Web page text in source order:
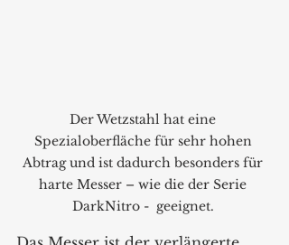
Der Wetzstahl hat eine
Spezialoberfläche für sehr hohen
Abtrag und ist dadurch besonders für
harte Messer – wie die der Serie
DarkNitro -  geeignet.